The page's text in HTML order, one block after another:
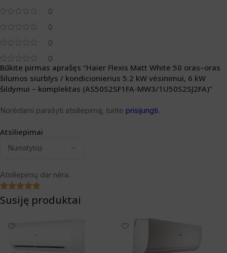
0
0
0
0
Atsiliepimai
Atsiliepimų dar nėra.
Būkite pirmas aprašęs “Haier Flexis Matt White 50 oras–oras
šilumos siurblys / kondicionierius 5.2 kW vėsinimui, 6 kW
šildymui – komplektas (AS50S2SF1FA-MW3/1U50S2SJ2FA)”
Norėdami parašyti atsiliepimą, turite prisijungti.
Susiję produktai